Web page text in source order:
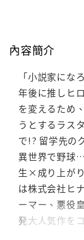
內容簡介
「小説家にな
年後に推しヒ
を変えるため
うとするラス
で!? 留学先の
異世界で野球
生×成り上が
は株式会社ヒ
ーマー、悪役
発大人気作を